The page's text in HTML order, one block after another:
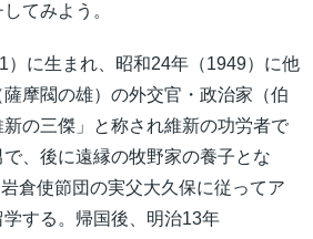
てみよう。
）に生まれ、昭和24年（1949）に他
摩閥の雄）の外交官・政治家（伯
の三傑」と称され維新の功労者で
、後に遠縁の牧野家の養子とな
倉使節団の実父大久保に従ってア
する。帰国後、明治13年